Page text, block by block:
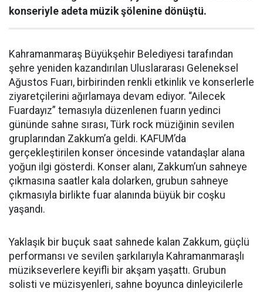
konseriyle adeta müzik şölenine dönüştü.
Kahramanmaraş Büyükşehir Belediyesi tarafından
şehre yeniden kazandırılan Uluslararası Geleneksel
Ağustos Fuarı, birbirinden renkli etkinlik ve konserlerle
ziyaretçilerini ağırlamaya devam ediyor. “Ailecek
Fuardayız” temasıyla düzenlenen fuarın yedinci
gününde sahne sırası, Türk rock müziğinin sevilen
gruplarından Zakkum’a geldi. KAFUM’da
gerçekleştirilen konser öncesinde vatandaşlar alana
yoğun ilgi gösterdi. Konser alanı, Zakkum’un sahneye
çıkmasına saatler kala dolarken, grubun sahneye
çıkmasıyla birlikte fuar alanında büyük bir coşku
yaşandı.
Yaklaşık bir buçuk saat sahnede kalan Zakkum, güçlü
performansı ve sevilen şarkılarıyla Kahramanmaraşlı
müzikseverlere keyifli bir akşam yaşattı. Grubun
solisti ve müzisyenleri, sahne boyunca dinleyicilerle